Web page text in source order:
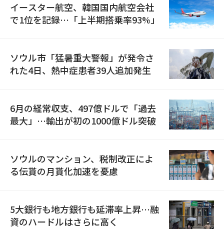
イースター航空、韓国国内航空会社
で1位を記録…「上半期搭乗率93%」
ソウル市「猛暑重大警報」が発令さ
れた4日、熱中症患者39人追加発生
6月の経常収支、497億ドルで「過去
最大」…輸出が初の1000億ドル突破
ソウルのマンション、税制改正によ
る伝貰の月貰化加速を憂慮
5大銀行も地方銀行も延滞率上昇…融
資のハードルはさらに高く